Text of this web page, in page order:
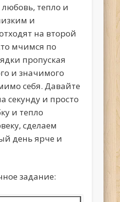
тепло и
и
на второй
мчимся по
пропуская
и значимого
себя. Давайте
секунду и просто
и тепло
сделаем
день ярче и
задание: